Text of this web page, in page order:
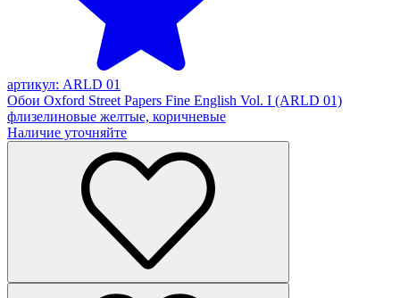
артикул: ARLD 01
Обои Oxford Street Papers Fine English Vol. I (ARLD 01)
флизелиновые желтые, коричневые
Наличие уточняйте